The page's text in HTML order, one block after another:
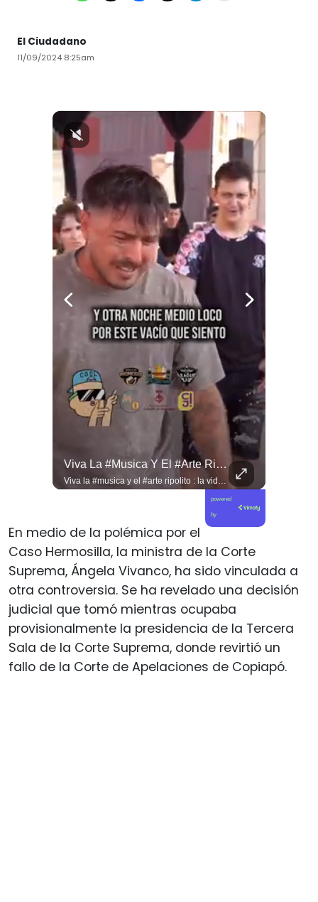
El Ciudadano
11/09/2024 8:25am
Viva La #musica Y El #arte Ripolito : La Vida De Me Hizo Sufrir
Viva la #musica y el #arte ripolito : la vida de me hizo sufrir
powered
by
En medio de la polémica por el
Caso Hermosilla, la ministra de la Corte
Suprema, Ángela Vivanco, ha sido vinculada a
otra controversia. Se ha revelado una decisión
judicial que tomó mientras ocupaba
provisionalmente la presidencia de la Tercera
Sala de la Corte Suprema, donde revirtió un
fallo de la Corte de Apelaciones de Copiapó.